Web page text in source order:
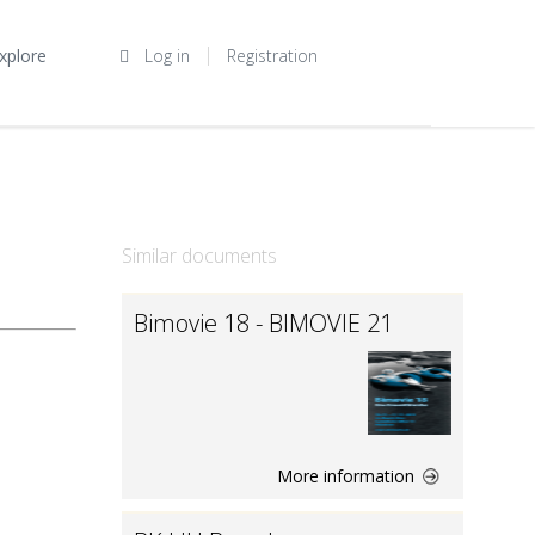
Log in Registration
Similar documents
Bimovie 18 - BIMOVIE 21
More information